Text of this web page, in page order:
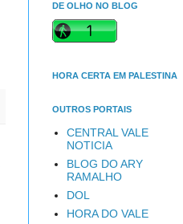
DE OLHO NO BLOG
HORA CERTA EM PALESTINA
OUTROS PORTAIS
CENTRAL VALE
NOTICIA
BLOG DO ARY
RAMALHO
DOL
HORA DO VALE